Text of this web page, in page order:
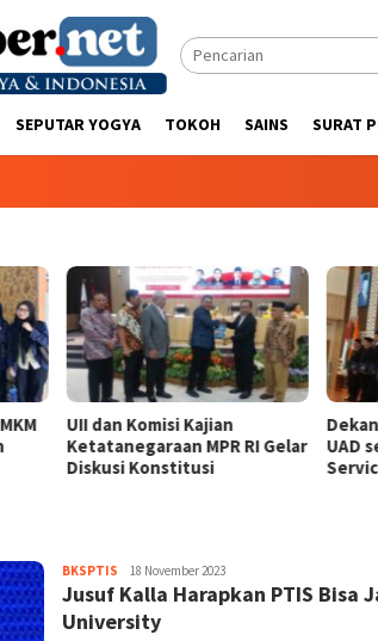
SEPUTAR YOGYA TOKOH SAINS SURAT
UII dan Komisi Kajian
Ketatanegaraan MPR RI Gelar
Diskusi Konstitusi
UAD
BKSPTIS Heri
Purwata
18 November 2023
Jusuf Kalla Harapkan PTIS Bisa
University